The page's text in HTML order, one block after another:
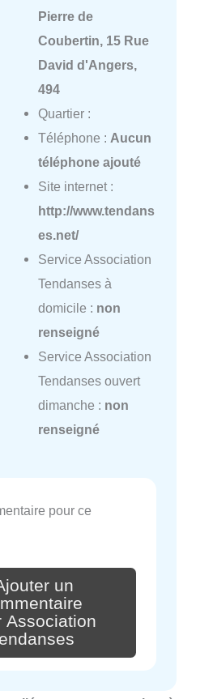
Pierre de
Coubertin, 15 Rue
David d'Angers,
494
Quartier :
Téléphone : Aucun
téléphone ajouté
Site internet :
http://www.tendans
es.net/
Service Association
Tendanses à
domicile : non
renseigné
Service Association
Tendanses ouvert
dimanche : non
renseigné
pour ce
un
Association